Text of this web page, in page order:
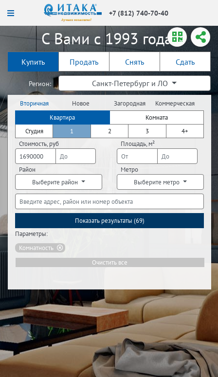
+7 (812) 740-70-40
С Вами с 1993 года!
Купить Продать Снять Сдать
Регион: Санкт-Петербург и ЛО
Вторичная
недвижимость
Новое
строительство
Загородная
недвижимость
Коммерческая
недвижимость
Квартира
Комната
Студия
1 2 3
4+
Стоимость, руб
Площадь, м²
Район
Выберите район
Метро
Выберите метро
Показать результаты (69)
Параметры:
Комнатность
Очистить все